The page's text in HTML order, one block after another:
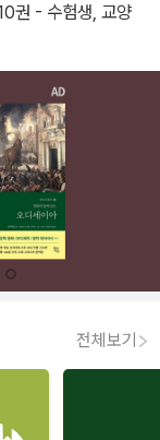
권 - 수험생, 교양
전체보기